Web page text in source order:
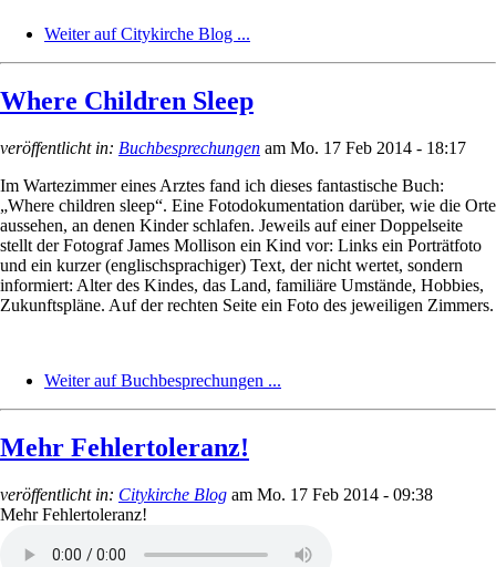
Weiter auf Citykirche Blog ...
Where Children Sleep
veröffentlicht in: Buchbesprechungen am Mo. 17 Feb 2014 - 18:17
Im Wartezimmer eines Arztes fand ich dieses fantastische Buch:
„Where children sleep“. Eine Fotodokumentation darüber, wie die Orte
aussehen, an denen Kinder schlafen. Jeweils auf einer Doppelseite
stellt der Fotograf James Mollison ein Kind vor: Links ein Porträtfoto
und ein kurzer (englischsprachiger) Text, der nicht wertet, sondern
informiert: Alter des Kindes, das Land, familiäre Umstände, Hobbies,
Zukunftspläne. Auf der rechten Seite ein Foto des jeweiligen Zimmers.
Weiter auf Buchbesprechungen ...
Mehr Fehlertoleranz!
veröffentlicht in: Citykirche Blog am Mo. 17 Feb 2014 - 09:38
Mehr Fehlertoleranz!